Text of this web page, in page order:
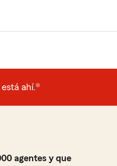
ahí.®
agentes y que